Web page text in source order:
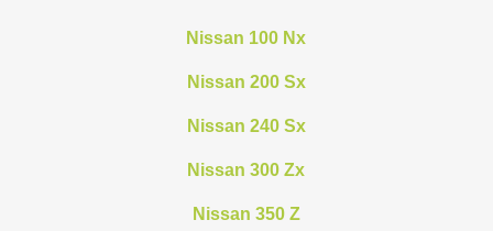
Nissan 100 Nx
Nissan 200 Sx
Nissan 240 Sx
Nissan 300 Zx
Nissan 350 Z